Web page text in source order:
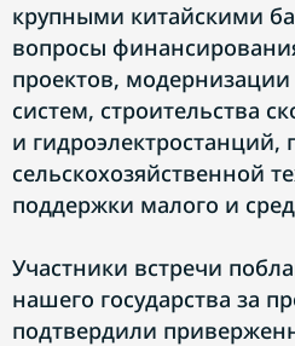
крупными китайскими
вопросы
проектов,
систем, строительства
и гидроэлектростанций,
сельскохозяйственной
поддержки малого и
Участники встречи
нашего государства за
подтвердили